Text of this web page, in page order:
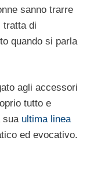
sanno trarre
tratta di
quando si parla
agli accessori
tutto e
sua ultima linea
ed evocativo.